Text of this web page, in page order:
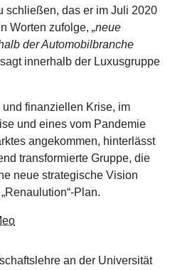
schließen, das er im Juli 2020
Worten zufolge, „neue
der Automobilbranche
innerhalb der Luxusgruppe
und finanziellen Krise, im
und eines vom Pandemie
angekommen, hinterlässt
transformierte Gruppe, die
neue strategische Vision
Plan.
an der Universität